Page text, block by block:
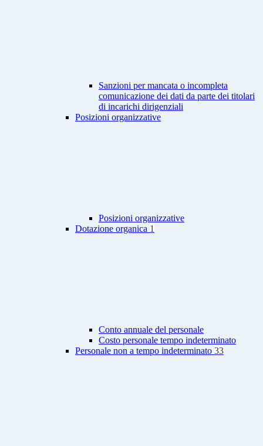
Sanzioni per mancata o incompleta
comunicazione dei dati da parte dei titolari
di incarichi dirigenziali
Posizioni organizzative
Posizioni organizzative
Dotazione organica 1
Conto annuale del personale
Costo personale tempo indeterminato
Personale non a tempo indeterminato 33